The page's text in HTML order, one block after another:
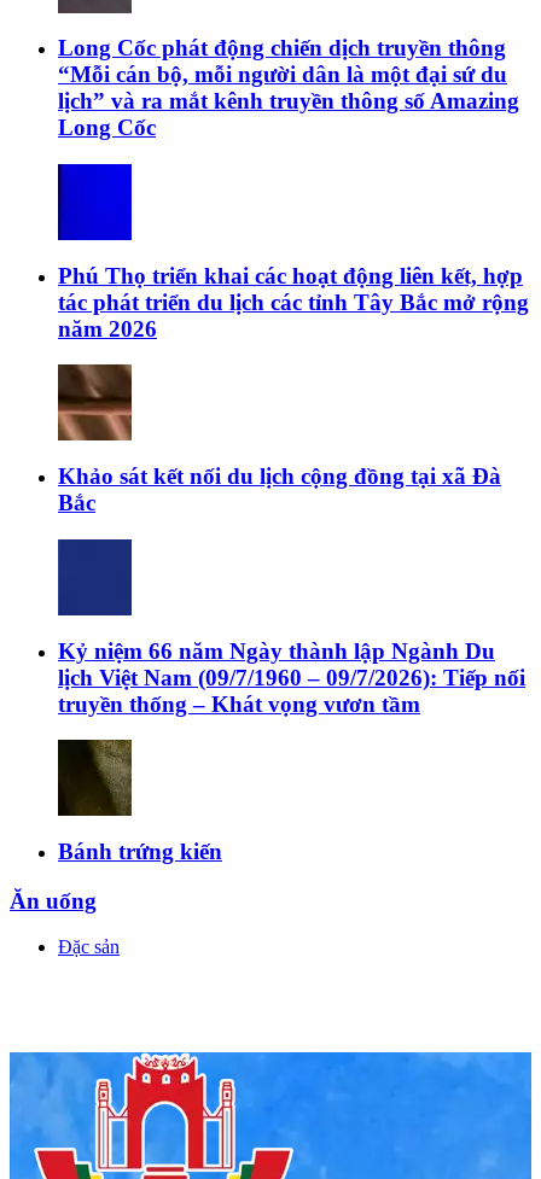
Long Cốc phát động chiến dịch truyền thông
“Mỗi cán bộ, mỗi người dân là một đại sứ du
lịch” và ra mắt kênh truyền thông số Amazing
Long Cốc
Phú Thọ triển khai các hoạt động liên kết, hợp
tác phát triển du lịch các tỉnh Tây Bắc mở rộng
năm 2026
Khảo sát kết nối du lịch cộng đồng tại xã Đà
Bắc
Kỷ niệm 66 năm Ngày thành lập Ngành Du
lịch Việt Nam (09/7/1960 – 09/7/2026): Tiếp nối
truyền thống – Khát vọng vươn tầm
Bánh trứng kiến
Ăn uống
Đặc sản